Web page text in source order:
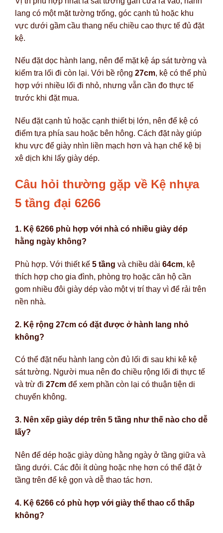
lang có một mặt tường trống, góc cạnh tủ hoặc khu
vực dưới gầm cầu thang nếu chiều cao thực tế đủ đặt
kệ.
Nếu đặt dọc hành lang, nên để mặt kệ áp sát tường và
kiểm tra lối đi còn lại. Với bề rộng 27cm, kệ có thể phù
hợp với nhiều lối đi nhỏ, nhưng vẫn cần đo thực tế
trước khi đặt mua.
Nếu đặt cạnh tủ hoặc cạnh thiết bị lớn, nên để kệ có
điểm tựa phía sau hoặc bên hông. Cách đặt này giúp
khu vực để giày nhìn liền mạch hơn và hạn chế kệ bị
xê dịch khi lấy giày dép.
Câu hỏi thường gặp về Kệ nhựa
5 tầng đại 6266
1. Kệ 6266 phù hợp với nhà có nhiều giày dép
hằng ngày không?
Phù hợp. Với thiết kế 5 tầng và chiều dài 64cm, kệ
thích hợp cho gia đình, phòng trọ hoặc căn hộ cần
gom nhiều đôi giày dép vào một vị trí thay vì để rải trên
nền nhà.
2. Kệ rộng 27cm có đặt được ở hành lang nhỏ
không?
Có thể đặt nếu hành lang còn đủ lối đi sau khi kê kệ
sát tường. Người mua nên đo chiều rộng lối đi thực tế
và trừ đi 27cm để xem phần còn lại có thuận tiện di
chuyển không.
3. Nên xếp giày dép trên 5 tầng như thế nào cho dễ
lấy?
Nên để dép hoặc giày dùng hằng ngày ở tầng giữa và
tầng dưới. Các đôi ít dùng hoặc nhẹ hơn có thể đặt ở
tầng trên để kệ gọn và dễ thao tác hơn.
4. Kệ 6266 có phù hợp với giày thể thao cổ thấp
không?